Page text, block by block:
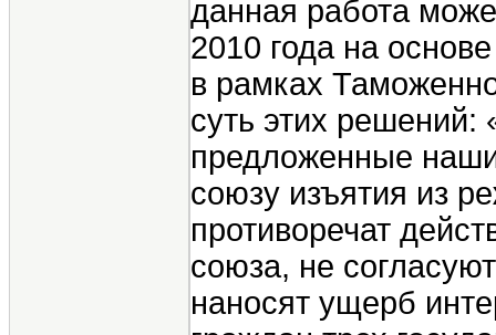
данная работа
2010 года на
в рамках
суть этих решений:
предложенные
союзу изъятия из
противоречат
союза, не
наносят ущерб